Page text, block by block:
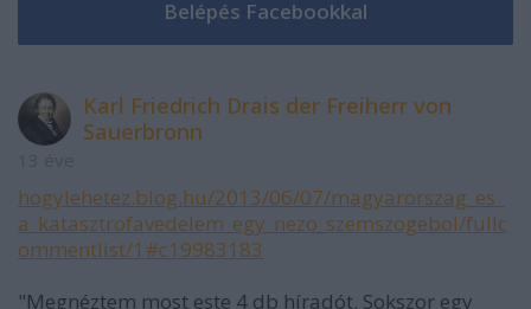
Karl Friedrich Drais der Freiherr von
Sauerbronn
hogylehetez.blog.hu/2013/06/07/magyarorszag_es_
a_katasztrofavedelem_egy_nezo_szemszogebol/fullc
ommentlist/1#c19983183
"Megnéztem most este 4 db híradót. Sokszor egy